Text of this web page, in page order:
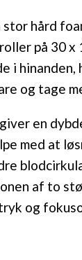
hård
på 30 x
i
og tage
en
med at
af to
og